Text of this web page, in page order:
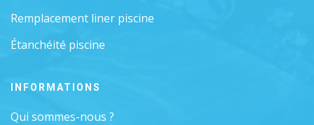
Remplacement liner piscine
Étanchéité piscine
INFORMATIONS
Qui sommes-nous ?